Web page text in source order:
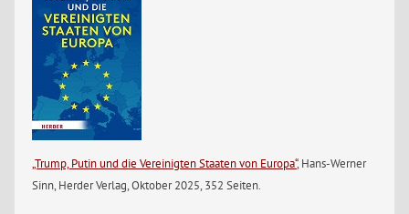
„Trump, Putin und die Vereinigten Staaten von Europa“, Hans-Werner
Sinn, Herder Verlag, Oktober 2025, 352 Seiten.